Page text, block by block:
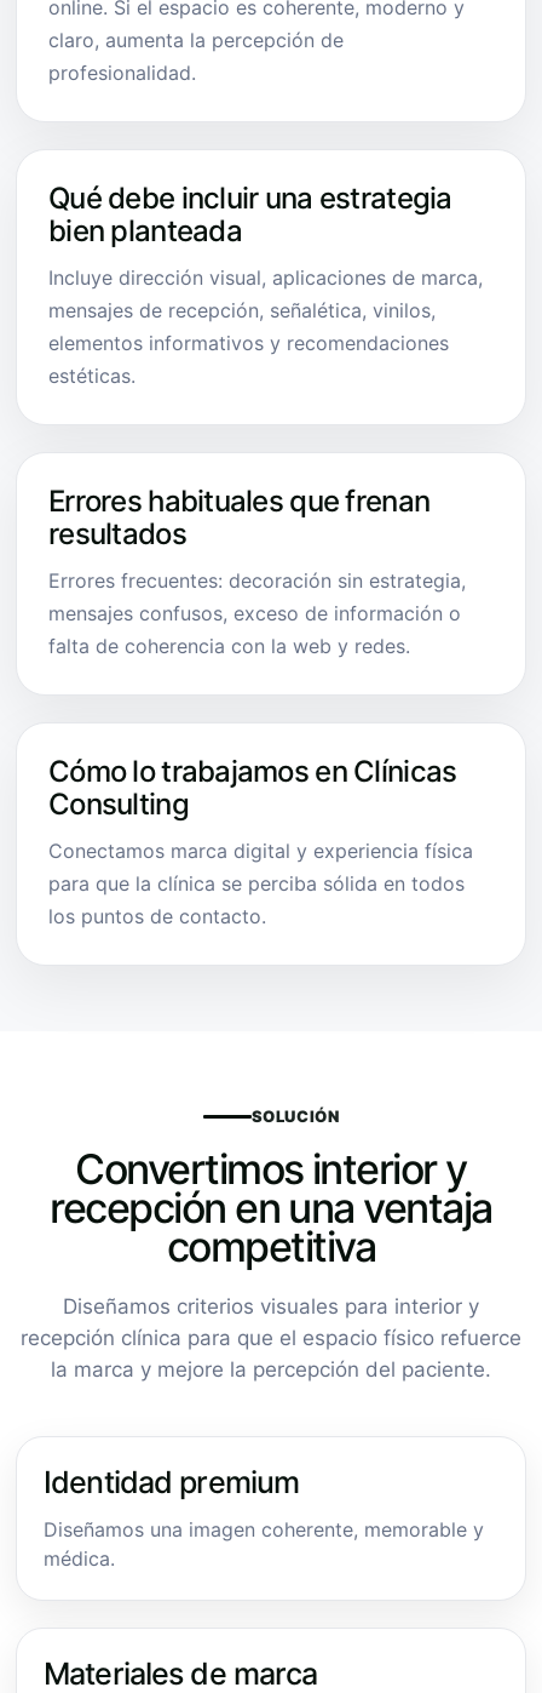
online. Si el espacio es coherente, moderno y
claro, aumenta la percepción de
profesionalidad.
Qué debe incluir una estrategia
bien planteada
Incluye dirección visual, aplicaciones de marca,
mensajes de recepción, señalética, vinilos,
elementos informativos y recomendaciones
estéticas.
Errores habituales que frenan
resultados
Errores frecuentes: decoración sin estrategia,
mensajes confusos, exceso de información o
falta de coherencia con la web y redes.
Cómo lo trabajamos en Clínicas
Consulting
Conectamos marca digital y experiencia física
para que la clínica se perciba sólida en todos
los puntos de contacto.
SOLUCIÓN
Convertimos interior y
recepción en una ventaja
competitiva
Diseñamos criterios visuales para interior y
recepción clínica para que el espacio físico refuerce
la marca y mejore la percepción del paciente.
Identidad premium
Diseñamos una imagen coherente, memorable y
médica.
Materiales de marca